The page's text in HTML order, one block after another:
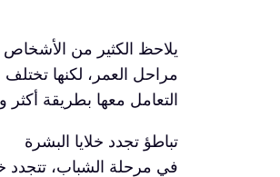
يلاحظ الكثير من الأشخاص
مراحل العمر، لكنها
التعامل معها بطريقة
تباطؤ تجدد خلايا البشرة
في مرحلة الشباب، تتجدد